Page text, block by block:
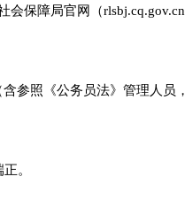
保障局官网（
参照《公务员法》管理人
。